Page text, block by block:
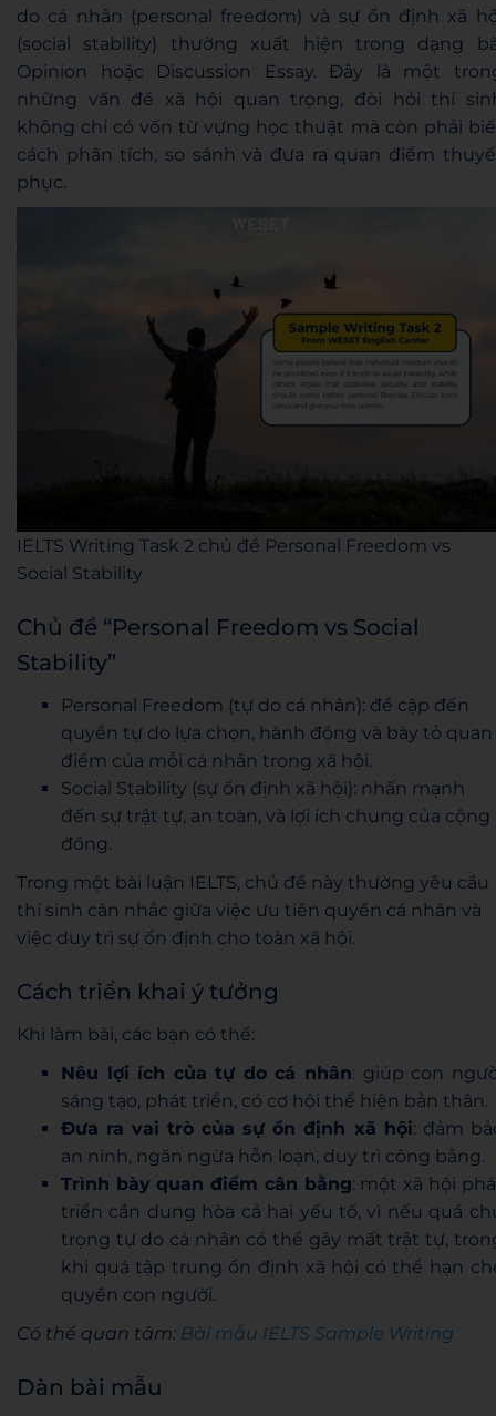
do cá nhân (personal freedom) và sự ổn định xã
(social stability) thường xuất hiện trong dạng
Opinion hoặc Discussion Essay. Đây là một
những vấn đề xã hội quan trọng, đòi hỏi thí
không chỉ có vốn từ vựng học thuật mà còn phải
cách phân tích, so sánh và đưa ra quan điểm
phục.
IELTS Writing Task 2 chủ đề Personal Freedom vs
Social Stability
Chủ đề “Personal Freedom vs Social
Stability”
Personal Freedom (tự do cá nhân): đề cập đến
quyền tự do lựa chọn, hành động và bày tỏ quan
điểm của mỗi cá nhân trong xã hội.
Social Stability (sự ổn định xã hội): nhấn mạnh
đến sự trật tự, an toàn, và lợi ích chung của cộng
đồng.
Trong một bài luận IELTS, chủ đề này thường yêu cầu
thí sinh cân nhắc giữa việc ưu tiên quyền cá nhân và
việc duy trì sự ổn định cho toàn xã hội.
Cách triển khai ý tưởng
Khi làm bài, các bạn có thể:
Nêu lợi ích của tự do cá nhân: giúp con
sáng tạo, phát triển, có cơ hội thể hiện bản thân.
Đưa ra vai trò của sự ổn định xã hội: đảm
an ninh, ngăn ngừa hỗn loạn, duy trì công bằng.
Trình bày quan điểm cân bằng: một xã hội
triển cần dung hòa cả hai yếu tố, vì nếu quá
trọng tự do cá nhân có thể gây mất trật tự,
khi quá tập trung ổn định xã hội có thể hạn
quyền con người.
Có thể quan tâm: Bài mẫu IELTS Sample Writing
Dàn bài mẫu